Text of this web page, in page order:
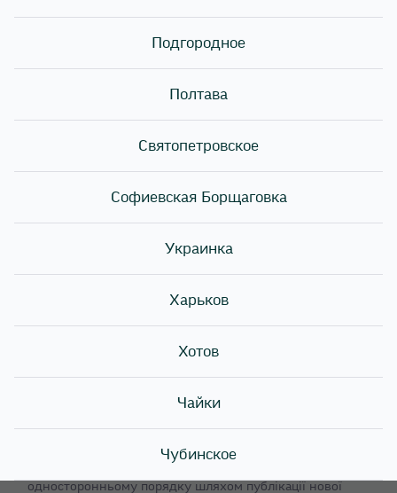
Подгородное
Полтава
Святопетровское
Софиевская Борщаговка
Украинка
Харьков
Хотов
Чайки
Чубинское
2.1. Правила діють по відношенню до всіх Замовлень
Клієнта Продукції, зазначеної на Сайті і в мобільних
Правилами без будь-яких застережень і обмежень.
оферта в відповідності зі статтю 633 Цивільного
кодексу України.
Стаття 901. Договір про надання послуг
залученням інших осіб. При цьому відповідальним
перед Клієнтом залишається Виконавець.
односторонньому порядку шляхом публікації нової